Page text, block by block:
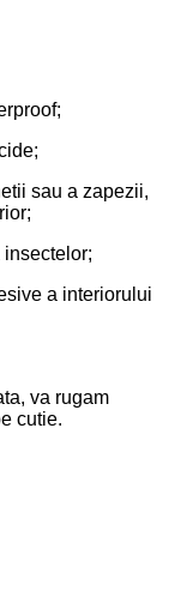
sau a zapezii,
a interiorului
va rugam
cutie.